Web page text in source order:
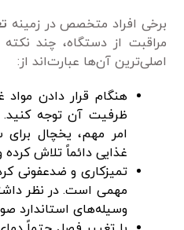
برخی افراد متخصص در زمینه
مراقبت از دستگاه، چند
اصلی‌ترین آن‌ها عبارت‌اند از:
هنگام قرار دادن
ظرفیت آن توجه
امر مهم، یخچال برای
غذایی دائماً تلاش
تمیزکاری و ضدعفونی
مهمی است. در نظر
وسیله‌های استاندارد